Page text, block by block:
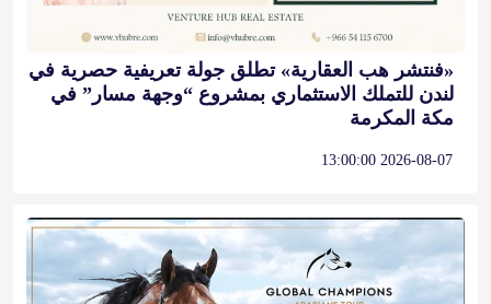
«فنتشر هب العقارية» تطلق جولة تعريفية حصرية في
لندن للتملك الاستثماري بمشروع “وجهة مسار” في
مكة المكرمة
2026-08-07 13:00:00